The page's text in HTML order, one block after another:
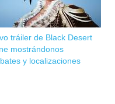
tráiler de Black Desert
mostrándonos
y localizaciones